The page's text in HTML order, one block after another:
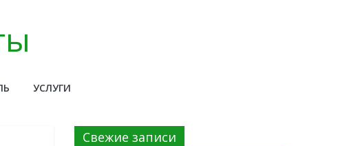
УСЛУГИ
Свежие записи